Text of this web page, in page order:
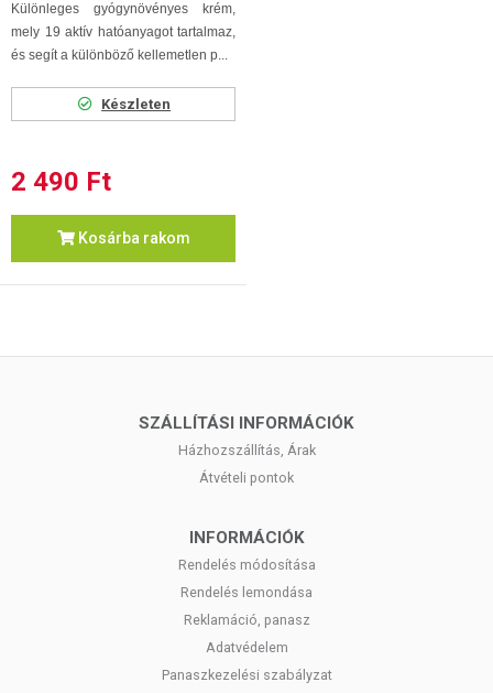
Különleges gyógynövényes krém,
mely 19 aktív hatóanyagot tartalmaz,
és segít a különböző kellemetlen p...
Készleten
2 490 Ft
Kosárba rakom
SZÁLLÍTÁSI INFORMÁCIÓK
Házhozszállítás, Árak
Átvételi pontok
INFORMÁCIÓK
Rendelés módosítása
Rendelés lemondása
Reklamáció, panasz
Adatvédelem
Panaszkezelési szabályzat